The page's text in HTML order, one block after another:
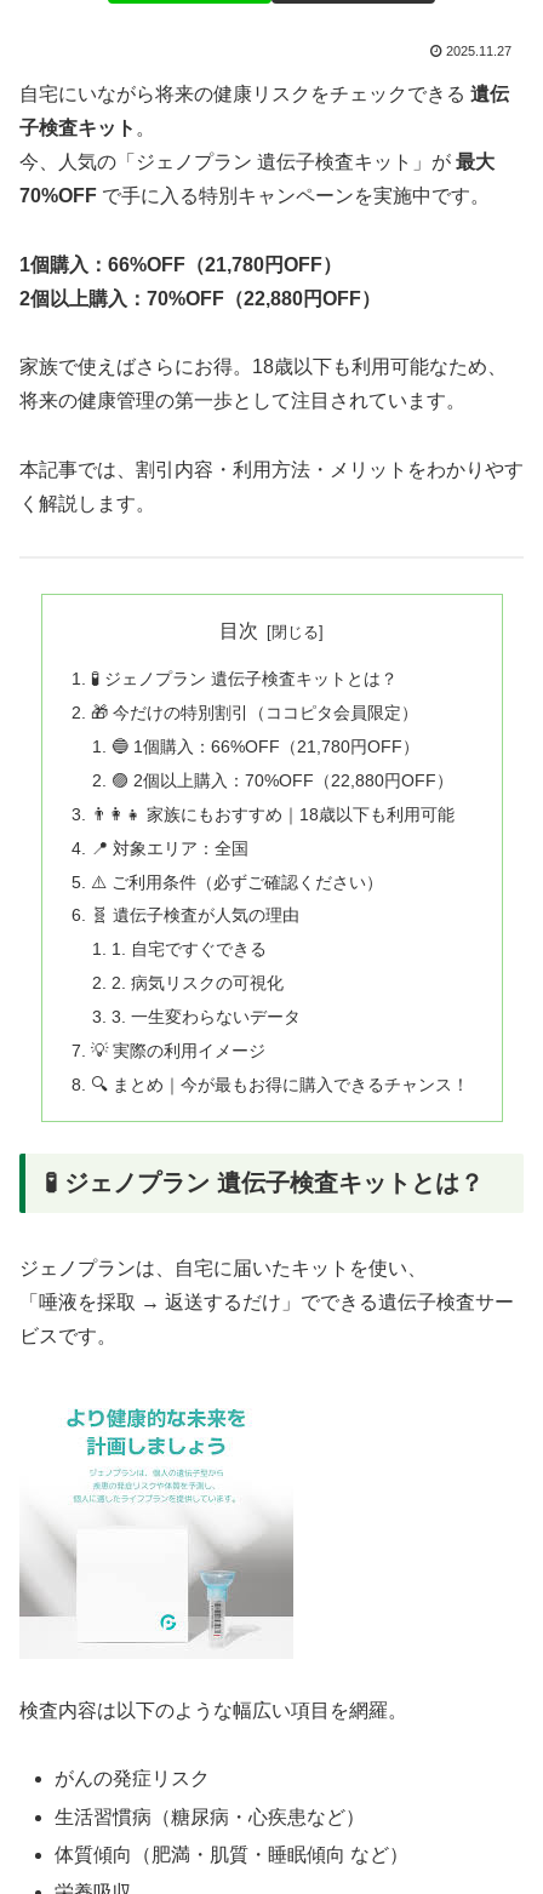
2025.11.27
自宅にいながら将来の健康リスクをチェックできる 遺伝
子検査キット 。
今、人気の「ジェノプラン 遺伝子検査キット」が 最大
70%OFF で手に入る特別キャンペーンを実施中です。
1個購入：66%OFF（21,780円OFF）
2個以上購入：70%OFF（22,880円OFF）
家族で使えばさらにお得。18歳以下も利用可能なため、
将来の健康管理の第一歩として注目されています。
本記事では、割引内容・利用方法・メリットをわかりやす
く解説します。
目次
🧪 ジェノプラン 遺伝子検査キットとは？
🎁 今だけの特別割引（ココピタ会員限定）
🔵 1個購入：66%OFF（21,780円OFF）
🟣 2個以上購入：70%OFF（22,880円OFF）
👨‍👩‍👧 家族にもおすすめ｜18歳以下も利用可能
📍 対象エリア：全国
⚠️ ご利用条件（必ずご確認ください）
🧬 遺伝子検査が人気の理由
1. 自宅ですぐできる
2. 病気リスクの可視化
3. 一生変わらないデータ
💡 実際の利用イメージ
🔍 まとめ｜今が最もお得に購入できるチャンス！
🧪 ジェノプラン 遺伝子検査キットとは？
ジェノプランは、自宅に届いたキットを使い、
「唾液を採取 → 返送するだけ」でできる遺伝子検査サー
ビスです。
検査内容は以下のような幅広い項目を網羅。
がんの発症リスク
生活習慣病（糖尿病・心疾患など）
体質傾向（肥満・肌質・睡眠傾向 など）